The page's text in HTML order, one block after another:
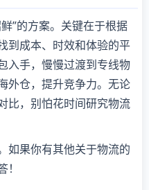
”的方案。关键在于根据
到成本、时效和体验的平
入手，慢慢过渡到专线物
外仓，提升竞争力。无论
比，别怕花时间研究物流
如果你有其他关于物流的